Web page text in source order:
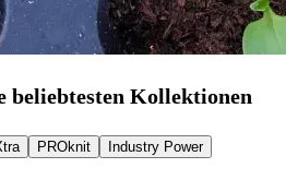
beliebtesten Kollektionen
PROknit Industry Power